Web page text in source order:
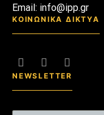
Email: info@ipp.gr
ΚΟΙΝΩΝΙΚΑ ΔΙΚΤΥΑ
NEWSLETTER